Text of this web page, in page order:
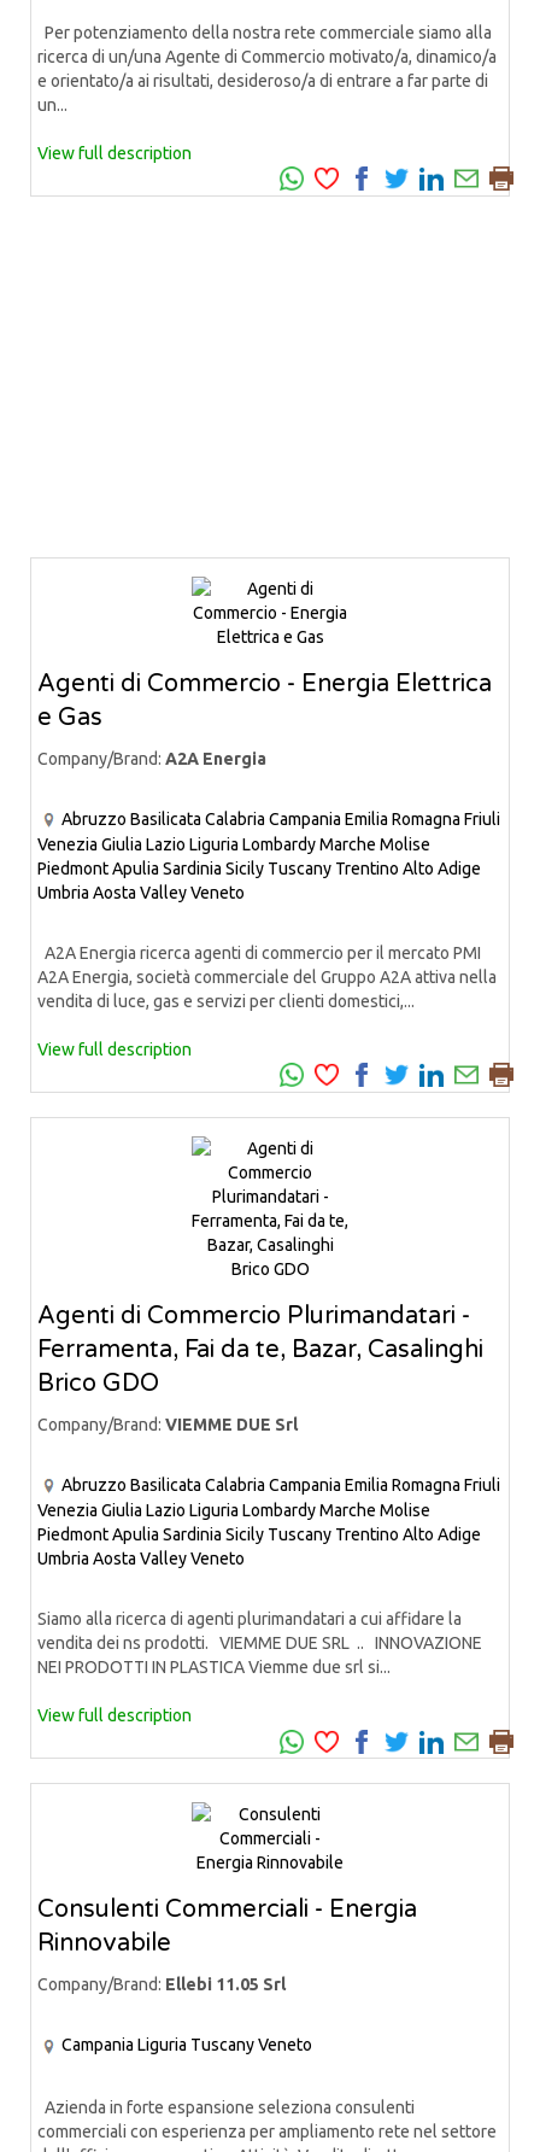
Per potenziamento della nostra rete commerciale siamo alla
ricerca di un/una Agente di Commercio motivato/a, dinamico/a
e orientato/a ai risultati, desideroso/a di entrare a far parte di
un...
View full description
Agenti di Commercio - Energia Elettrica
e Gas
Company/Brand: A2A Energia
Abruzzo Basilicata Calabria Campania Emilia Romagna Friuli
Venezia Giulia Lazio Liguria LombardyMarche Molise
PiedmontApulia Sardinia Sicily Tuscany Trentino Alto Adige
Umbria Aosta ValleyVeneto
A2A Energia ricerca agenti di commercio per il mercato PMI
A2A Energia, società commerciale del Gruppo A2A attiva nella
vendita di luce, gas e servizi per clienti domestici,...
View full description
Agenti di Commercio Plurimandatari -
Ferramenta, Fai da te, Bazar, Casalinghi
Brico GDO
Company/Brand: VIEMME DUE Srl
Abruzzo Basilicata Calabria Campania Emilia Romagna Friuli
Venezia Giulia Lazio Liguria LombardyMarche Molise
PiedmontApulia Sardinia Sicily Tuscany Trentino Alto Adige
Umbria Aosta ValleyVeneto
Siamo alla ricerca di agenti plurimandatari a cui affidare la
vendita dei ns prodotti. VIEMME DUE SRL .. INNOVAZIONE
NEI PRODOTTI IN PLASTICA Viemme due srl si...
View full description
Consulenti Commerciali - Energia
Rinnovabile
Company/Brand: Ellebi 11.05 Srl
Campania Liguria TuscanyVeneto
Azienda in forte espansione seleziona consulenti
commerciali con esperienza per ampliamento rete nel settore